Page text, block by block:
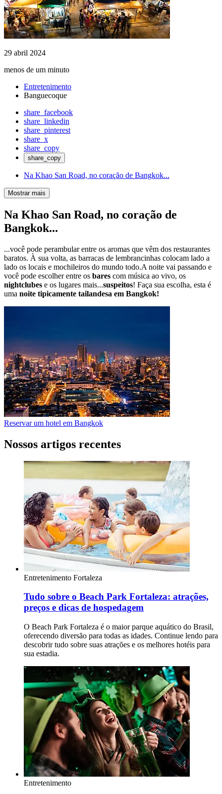
29 abril 2024
menos de um minuto
Entretenimento
Banguecoque
share_facebook
share_linkedin
share_pinterest
share_x
share_copy
share_copy
Na Khao San Road, no coração de Bangkok...
Mostrar mais
Na Khao San Road, no coração de
Bangkok...
...você pode perambular entre os aromas que vêm dos restaurantes
baratos. À sua volta, as barracas de lembrancinhas colocam lado a
lado os locais e mochileiros do mundo todo.A noite vai passando e
você pode escolher entre os bares com música ao vivo, os
nightclubes e os lugares mais...suspeitos! Faça sua escolha, esta é
uma noite tipicamente tailandesa em Bangkok!
Reservar um hotel em Bangkok
Nossos artigos recentes
Entretenimento Fortaleza
Tudo sobre o Beach Park Fortaleza: atrações,
preços e dicas de hospedagem
O Beach Park Fortaleza é o maior parque aquático do Brasil,
oferecendo diversão para todas as idades. Continue lendo para
descobrir tudo sobre suas atrações e os melhores hotéis para
sua estadia.
Entretenimento